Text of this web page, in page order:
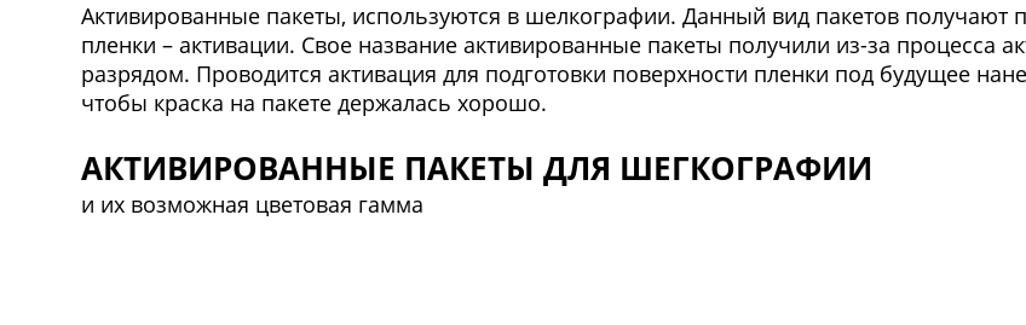
Активированные пакеты, используются в шелкографии. Данный вид пакетов получают
пленки – активации. Свое название активированные пакеты получили из-за процесса
разрядом. Проводится активация для подготовки поверхности пленки под будущее
чтобы краска на пакете держалась хорошо.
АКТИВИРОВАННЫЕ ПАКЕТЫ ДЛЯ ШЕГКОГРАФИИ
и их возможная цветовая гамма